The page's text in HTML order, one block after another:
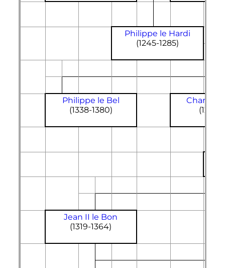
Philippe le Hardi
(1245-1285)
Philippe le Bel
(1338-1380)
Charles
(1270-
Jean II le Bon
(1319-1364)